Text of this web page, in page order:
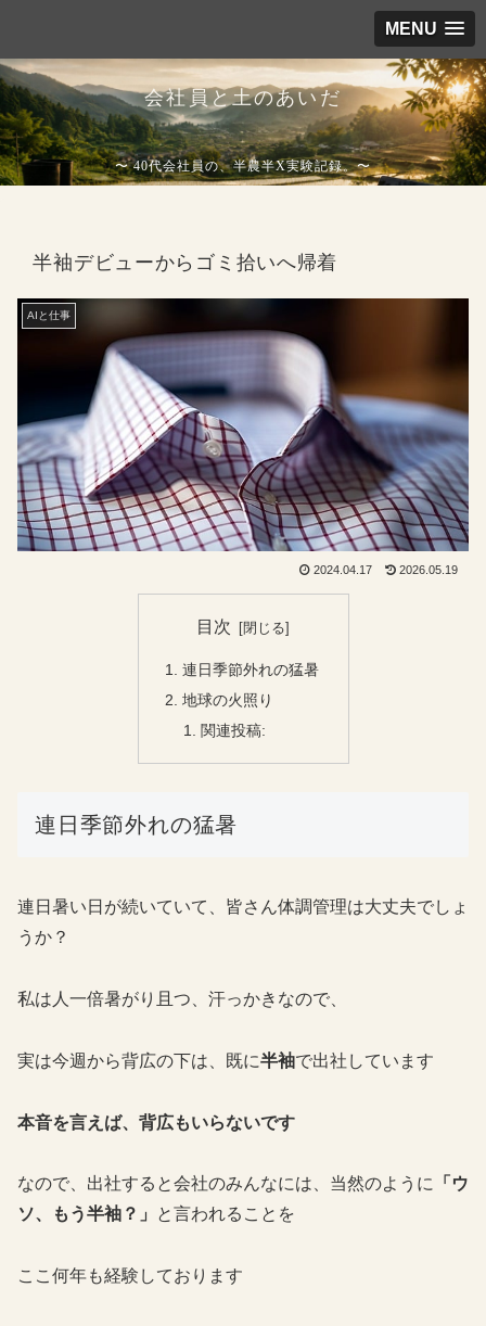
MENU
会社員と土のあいだ
〜 40代会社員の、半農半X実験記録。〜
半袖デビューからゴミ拾いへ帰着
AIと仕事
2024.04.17 2026.05.19
目次
連日季節外れの猛暑
地球の火照り
関連投稿:
連日季節外れの猛暑
連日暑い日が続いていて、皆さん体調管理は大丈夫でしょ
うか？
私は人一倍暑がり且つ、汗っかきなので、
実は今週から背広の下は、既に半袖で出社しています
本音を言えば、背広もいらないです
なので、出社すると会社のみんなには、当然のように
「ウ
ソ、もう半袖？」
と言われることを
ここ何年も経験しております